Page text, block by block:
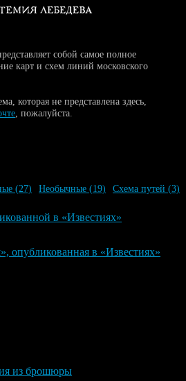
собой самое полное
карт и схем линий московского
которая не представлена здесь,
, пожалуйста.
(27) Необычные (19) Схема путей (3)
в «Известиях»
опубликованная в «Известиях»
из брошюры